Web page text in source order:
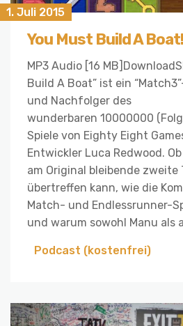
1. Juli 2015
You Must Build A Boat!
MP3 Audio [16
Build A Boat” ist ein
und Nachfolger des
wunderbaren 10000000
Spiele von Eighty Eight
Entwickler Luca Redwood.
am Original bleibende zweite
übertreffen kann, wie die
Match- und Endlessrunner-
und warum sowohl Manu als
Podcast (kostenfrei)